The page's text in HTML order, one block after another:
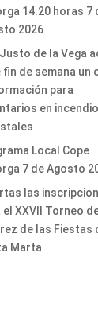
14.20 horas 7
2026
de la Vega
fin de semana un
para
en
Local Cope
7 de Agosto
las
el XXVII Torneo
de las Fiestas
Marta